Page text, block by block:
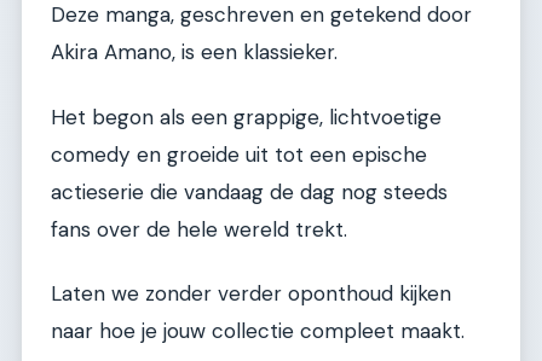
Deze manga, geschreven en getekend door
Akira Amano, is een klassieker.
Het begon als een grappige, lichtvoetige
comedy en groeide uit tot een epische
actieserie die vandaag de dag nog steeds
fans over de hele wereld trekt.
Laten we zonder verder oponthoud kijken
naar hoe je jouw collectie compleet maakt.